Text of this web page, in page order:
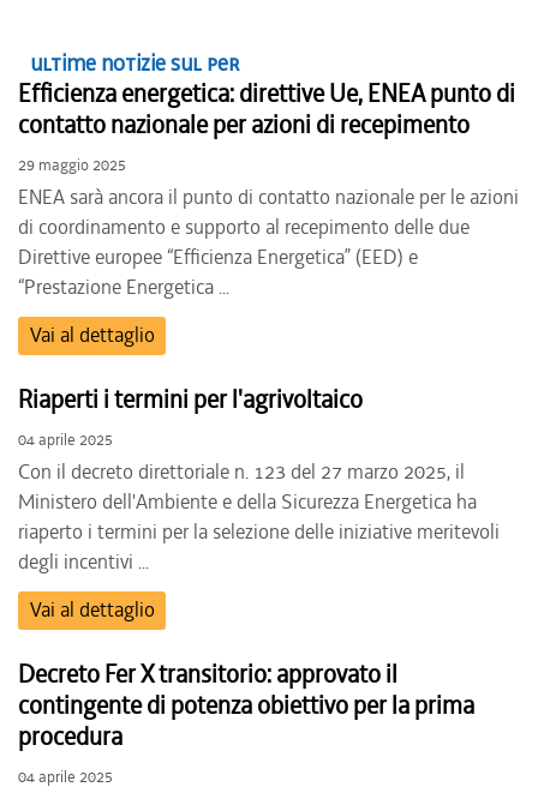
Ultime notizie sul PER
Efficienza energetica: direttive Ue, ENEA punto di
contatto nazionale per azioni di recepimento
29 maggio 2025
ENEA sarà ancora il punto di contatto nazionale per le azioni
di coordinamento e supporto al recepimento delle due
Direttive europee “Efficienza Energetica” (EED) e
“Prestazione Energetica ...
Vai al dettaglio
Riaperti i termini per l'agrivoltaico
04 aprile 2025
Con il decreto direttoriale n. 123 del 27 marzo 2025, il
Ministero dell'Ambiente e della Sicurezza Energetica ha
riaperto i termini per la selezione delle iniziative meritevoli
degli incentivi ...
Vai al dettaglio
Decreto Fer X transitorio: approvato il
contingente di potenza obiettivo per la prima
procedura
04 aprile 2025